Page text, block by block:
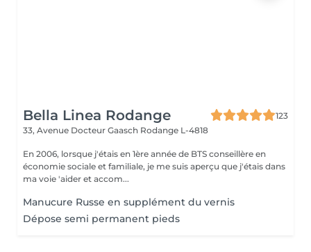
Bella Linea Rodange
123
33, Avenue Docteur Gaasch Rodange L-4818
En 2006, lorsque j'étais en 1ère année de BTS conseillère en
économie sociale et familiale, je me suis aperçu que j'étais dans
ma voie 'aider et accom...
Manucure Russe en supplément du vernis
Dépose semi permanent pieds